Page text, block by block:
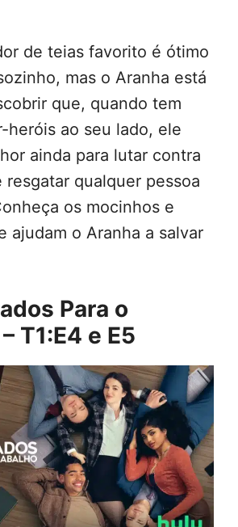
de teias favorito é ótimo
mas o Aranha está
que, quando tem
heróis ao seu lado, ele
ainda para lutar contra
resgatar qualquer pessoa
os mocinhos e
ajudam o Aranha a salvar
Para o
T1:E4 e E5